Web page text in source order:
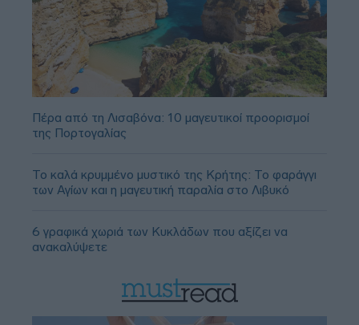
Πέρα από τη Λισαβόνα: 10 μαγευτικοί προορισμοί
της Πορτογαλίας
Το καλά κρυμμένο μυστικό της Κρήτης: Το φαράγγι
των Αγίων και η μαγευτική παραλία στο Λιβυκό
6 γραφικά χωριά των Κυκλάδων που αξίζει να
ανακαλύψετε